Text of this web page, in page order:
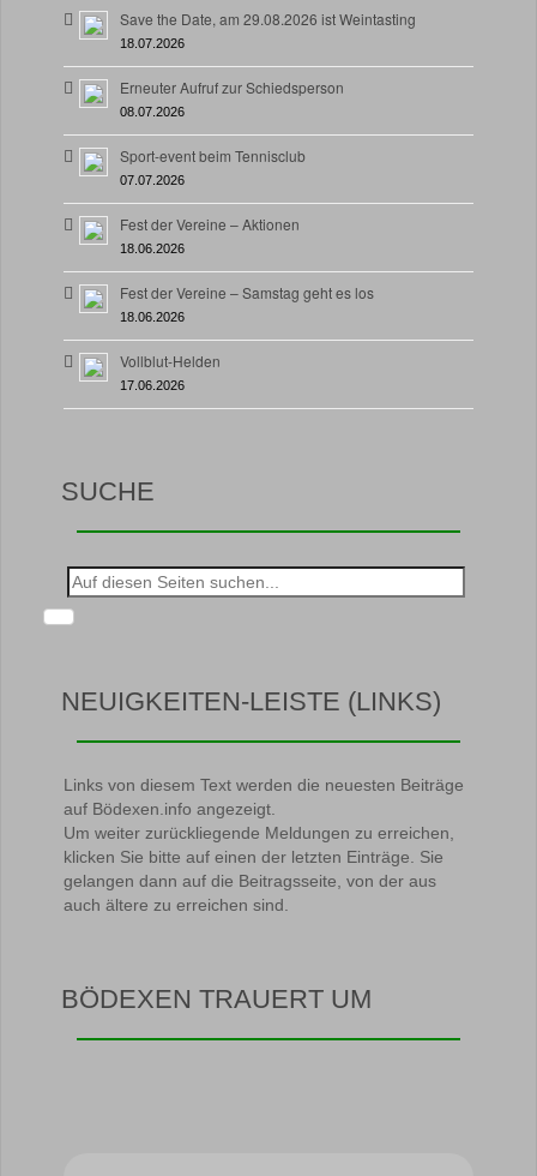
Save the Date, am 29.08.2026 ist Weintasting
18.07.2026
Erneuter Aufruf zur Schiedsperson
08.07.2026
Sport-event beim Tennisclub
07.07.2026
Fest der Vereine – Aktionen
18.06.2026
Fest der Vereine – Samstag geht es los
18.06.2026
Vollblut-Helden
17.06.2026
SUCHE
Suche
nach:
NEUIGKEITEN-LEISTE (LINKS)
Links von diesem Text werden die neuesten Beiträge
auf Bödexen.info angezeigt.
Um weiter zurückliegende Meldungen zu erreichen,
klicken Sie bitte auf einen der letzten Einträge. Sie
gelangen dann auf die Beitragsseite, von der aus
auch ältere zu erreichen sind.
BÖDEXEN TRAUERT UM